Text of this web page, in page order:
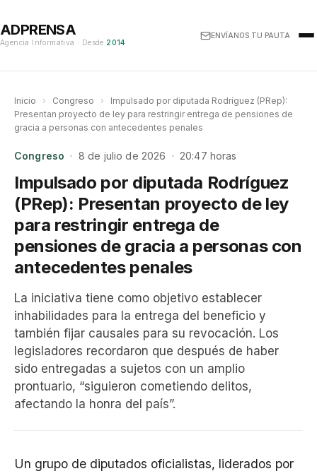
ADPRENSA
Agencia Informativa · Desde 2014
ENVÍANOS TU PAUTA
Inicio › Congreso ›
Impulsado por diputada Rodríguez (PRep):
Presentan proyecto de ley para restringir entrega de pensiones de
gracia a personas con antecedentes penales
Congreso · 8 de julio de 2026 · 20:47 horas
Impulsado por diputada Rodríguez
(PRep): Presentan proyecto de ley
para restringir entrega de
pensiones de gracia a personas con
antecedentes penales
La iniciativa tiene como objetivo establecer
inhabilidades para la entrega del beneficio y
también fijar causales para su revocación. Los
legisladores recordaron que después de haber
sido entregadas a sujetos con un amplio
prontuario, “siguieron cometiendo delitos,
afectando la honra del país”.
Un grupo de diputados oficialistas, liderados por